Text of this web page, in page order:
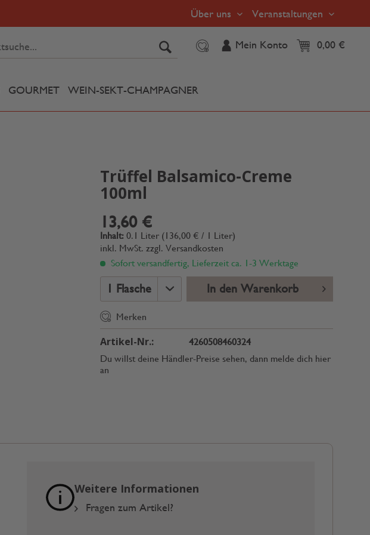
Über uns Veranstaltungen
Mein Konto 0,00 €
GOURMET WEIN-SEKT-CHAMPAGNER
Trüffel Balsamico-Creme
100ml
13,60 €
Inhalt:0.1 Liter (136,00 € / 1 Liter)
inkl. MwSt.zzgl. Versandkosten
Sofort versandfertig, Lieferzeit ca. 1-3 Werktage
In den Warenkorb
Merken
Artikel-Nr.:
4260508460324
Du willst deine Händler-Preise sehen, dann melde dich hier
an
Weitere Informationen
Fragen zum Artikel?